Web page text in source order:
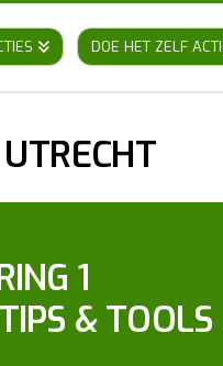
DOE HET ZELF
1
& TOOLS